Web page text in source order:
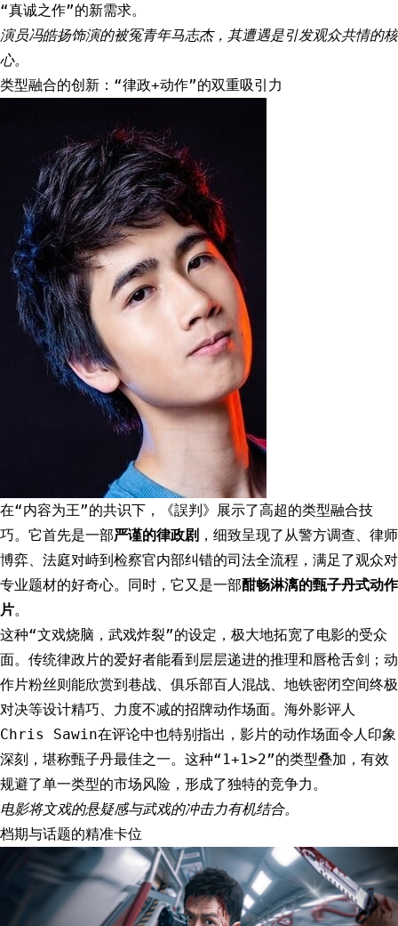
“真诚之作”的新需求。
演员冯皓扬饰演的被冤青年马志杰，其遭遇是引发观众共情的核
心。
类型融合的创新：“律政+动作”的双重吸引力
在“内容为王”的共识下，《誤判》展示了高超的类型融合技
巧。它首先是一部严谨的律政剧 ，细致呈现了从警方调查、律师
博弈、法庭对峙到检察官内部纠错的司法全流程，满足了观众对
专业题材的好奇心。同时，它又是一部酣畅淋漓的甄子丹式动作
片。
这种“文戏烧脑，武戏炸裂”的设定，极大地拓宽了电影的受众
面。传统律政片的爱好者能看到层层递进的推理和唇枪舌剑；动
作片粉丝则能欣赏到巷战、俱乐部百人混战、地铁密闭空间终极
对决等设计精巧、力度不减的招牌动作场面。海外影评人
Chris Sawin在评论中也特别指出，影片的动作场面令人印象
深刻，堪称甄子丹最佳之一。这种“1+1>2”的类型叠加，有效
规避了单一类型的市场风险，形成了独特的竞争力。
电影将文戏的悬疑感与武戏的冲击力有机结合。
档期与话题的精准卡位